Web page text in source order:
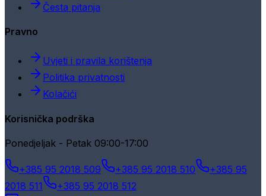
Česta pitanja
Pravno
Uvjeti i pravila korištenja
Politika privatnosti
Kolačići
Korisnička podrška
Ponedjeljak - Petak 09:00-17:00
+385 95 2018 509 +385 95 2018 510
+385 95
2018 511
+385 95 2018 512